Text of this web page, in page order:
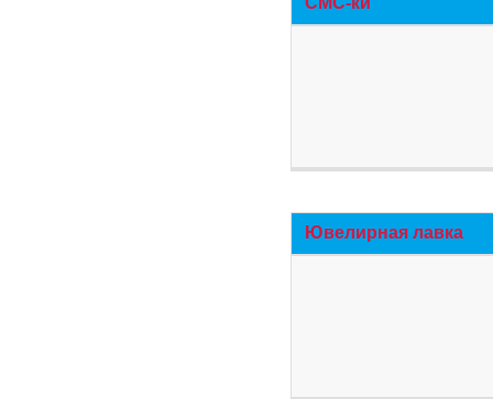
Ювелирная лавка